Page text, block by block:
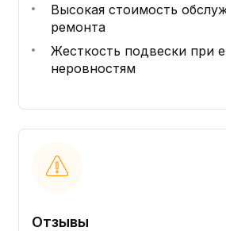
Высокая стоимость
ремонта
Жесткость подвески при
неровностям
Отзывы